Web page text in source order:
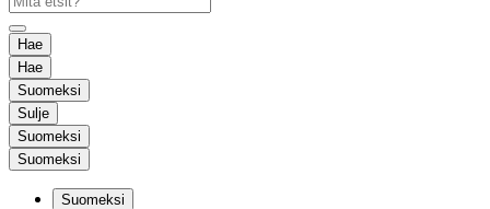
Hae
Hae
Suomeksi
Sulje
Suomeksi
Suomeksi
Suomeksi